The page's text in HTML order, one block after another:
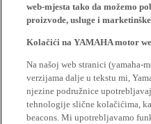
web-mjesta tako da možemo
proizvode, usluge i
Kolačići na YAMAHA motor
Na našoj web stranici (yamaha-
verzijama dalje u tekstu mi,
njezine podružnice
tehnologije slične kolačićima,
beacons. Mi upotrebljavamo